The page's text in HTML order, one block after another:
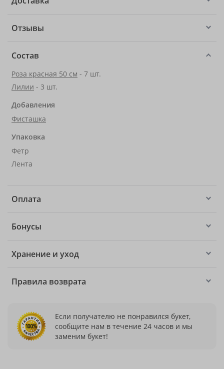
Отзывы
Состав
Роза красная 50 см - 7 шт.
Лилии - 3 шт.
Добавления
Фисташка
Упаковка
Фетр
Лента
Оплата
Бонусы
Хранение и уход
Правила возврата
Если получателю не понравился букет,
сообщите нам в течение 24 часов и мы
заменим букет!